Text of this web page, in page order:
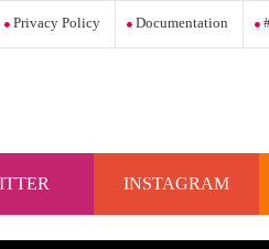
Privacy Policy Documentation
INSTAGRAM